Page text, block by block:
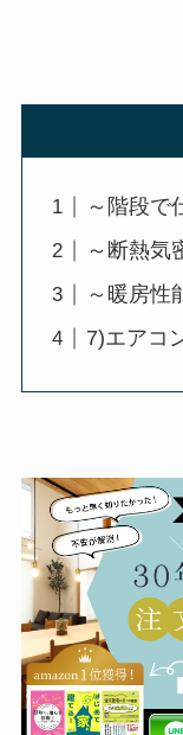
～階段で
～断熱気
～暖房性
7)エアコ